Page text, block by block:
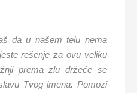
da u našem telu nema
rešenje za ovu veliku
prema zlu držeće se
Tvog imena. Pomozi